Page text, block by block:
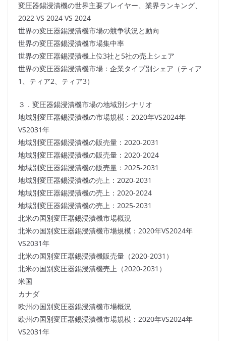
変圧器錫浸漬機の世界主要プレイヤー、業界ランキング、
2022 VS 2024 VS 2024
世界の変圧器錫浸漬機市場の競争状況と動向
世界の変圧器錫浸漬機市場集中率
世界の変圧器錫浸漬機上位3社と5社の売上シェア
世界の変圧器錫浸漬機市場：企業タイプ別シェア（ティア
1、ティア2、ティア3）
３．変圧器錫浸漬機市場の地域別シナリオ
地域別変圧器錫浸漬機の市場規模：2020年VS2024年
VS2031年
地域別変圧器錫浸漬機の販売量：2020-2031
地域別変圧器錫浸漬機の販売量：2020-2024
地域別変圧器錫浸漬機の販売量：2025-2031
地域別変圧器錫浸漬機の売上：2020-2031
地域別変圧器錫浸漬機の売上：2020-2024
地域別変圧器錫浸漬機の売上：2025-2031
北米の国別変圧器錫浸漬機市場概況
北米の国別変圧器錫浸漬機市場規模：2020年VS2024年
VS2031年
北米の国別変圧器錫浸漬機販売量（2020-2031）
北米の国別変圧器錫浸漬機売上（2020-2031）
米国
カナダ
欧州の国別変圧器錫浸漬機市場概況
欧州の国別変圧器錫浸漬機市場規模：2020年VS2024年
VS2031年